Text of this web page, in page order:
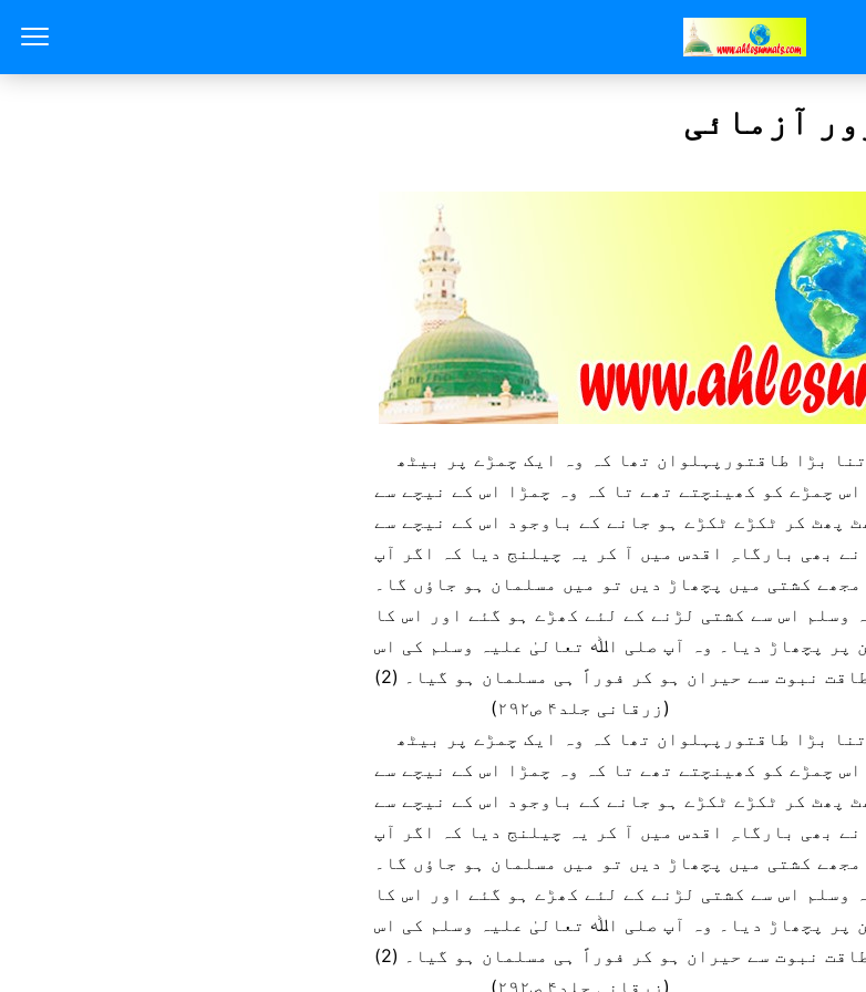
آزمائی
چمڑے کو کھینچتے تھے تا کہ وہ چمڑا اس کے نیچے سے
پھٹ کر ٹکڑے ٹکڑے ہو جانے کے باوجود اس کے نیچے سے
بھی بارگاہِ اقدس میں آ کر یہ چیلنج دیا کہ اگر آپ
کشتی میں پچھاڑ دیں تو میں مسلمان ہو جاؤں گا۔
وسلم اس سے کشتی لڑنے کے لئے کھڑے ہو گئے اور اس کا
پر پچھاڑ دیا۔ وہ آپ صلی اﷲ تعالیٰ علیہ وسلم کی اس
(زرقانی جلد۴ ص۲۹۲)
چمڑے کو کھینچتے تھے تا کہ وہ چمڑا اس کے نیچے سے
پھٹ کر ٹکڑے ٹکڑے ہو جانے کے باوجود اس کے نیچے سے
بھی بارگاہِ اقدس میں آ کر یہ چیلنج دیا کہ اگر آپ
کشتی میں پچھاڑ دیں تو میں مسلمان ہو جاؤں گا۔
وسلم اس سے کشتی لڑنے کے لئے کھڑے ہو گئے اور اس کا
پر پچھاڑ دیا۔ وہ آپ صلی اﷲ تعالیٰ علیہ وسلم کی اس
(زرقانی جلد۴ ص۲۹۲)